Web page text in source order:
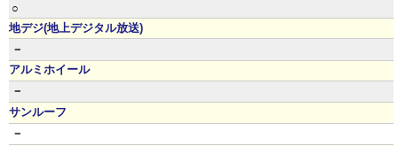
○
地デジ(地上デジタル放送)
－
アルミホイール
－
サンルーフ
－